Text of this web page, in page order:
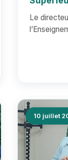
Qualité
Le
10 juillet